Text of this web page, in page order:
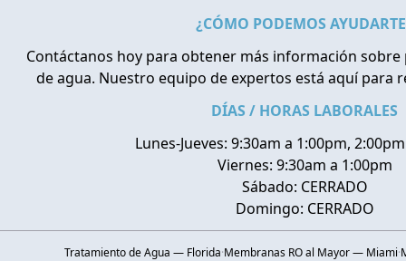
¿CÓMO PODEMOS
Contáctanos hoy para obtener más información
de agua. Nuestro equipo de expertos está aquí para
DÍAS / HORAS LABORALES
Lunes-Jueves: 9:30am a 1:00pm,
Viernes: 9:30am a 1:00pm
Sábado: CERRADO
Domingo: CERRADO
Tratamiento de Agua — Florida·Membranas RO al Mayor — Miami·